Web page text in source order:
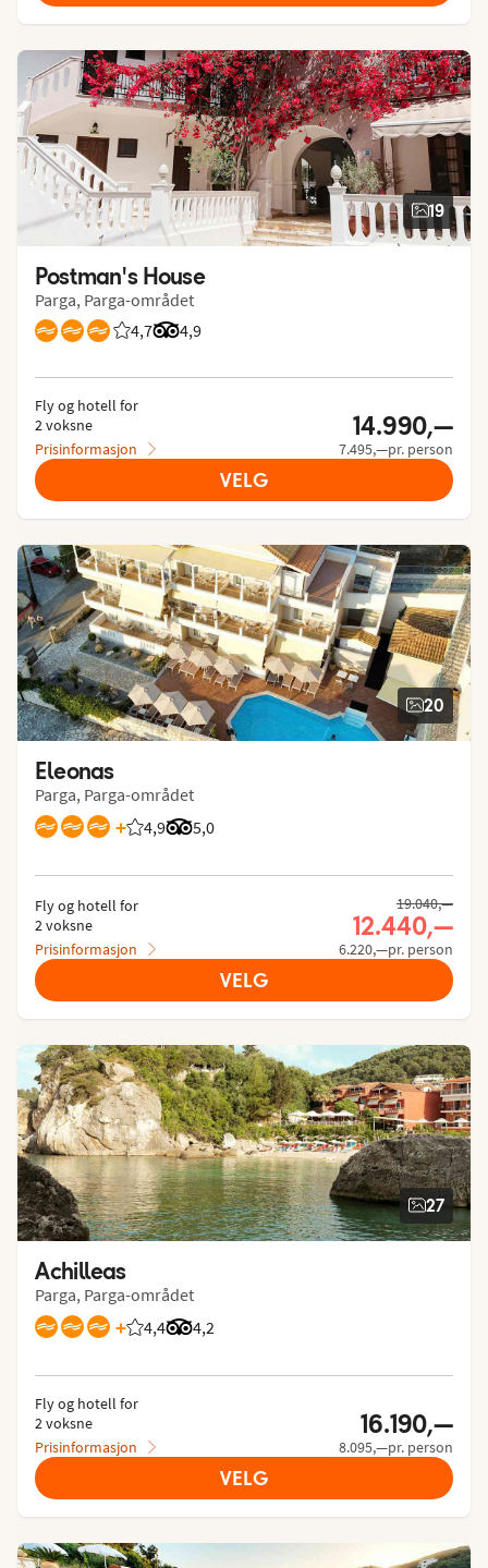
19
Postman's House
Parga, Parga-området
4,7
Vurdering fra Vings gjester: 4.745/5
4,9
Vurdering fra Tripadvisor: 4.9 of 5
Fly og hotell for
2 voksne
Prisinformasjon
14.990,—
7.495,—pr. person
VELG
20
Eleonas
Parga, Parga-området
+ 4,9
Vurdering fra Vings gjester: 4.859/5
5,0
Vurdering fra Tripadvisor: 5 of 5
Fly og hotell for
2 voksne
Prisinformasjon
19.040,—
12.440,—
6.220,—pr. person
VELG
27
Achilleas
Parga, Parga-området
+ 4,4
Vurdering fra Vings gjester: 4.399/5
4,2
Vurdering fra Tripadvisor: 4.2 of 5
Fly og hotell for
2 voksne
Prisinformasjon
16.190,—
8.095,—pr. person
VELG